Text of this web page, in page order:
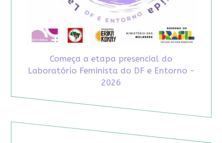
Começa a etapa presencial do
Laboratório Feminista do DF e Entorno -
2026